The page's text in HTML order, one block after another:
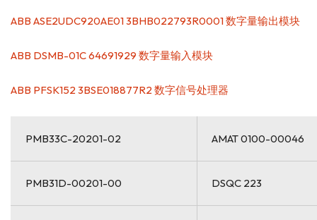
ABB ASE2UDC920AE01 3BHB022793R0001 数字量输出模块
ABB DSMB-01C 64691929 数字量输入模块
ABB PFSK152 3BSE018877R2 数字信号处理器
PMB33C-20201-02 AMAT 0100-00046
PMB31D-00201-00 DSQC 223